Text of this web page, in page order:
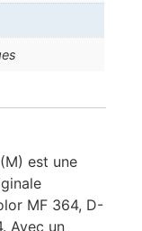
est une
MF 364, D-
Avec un